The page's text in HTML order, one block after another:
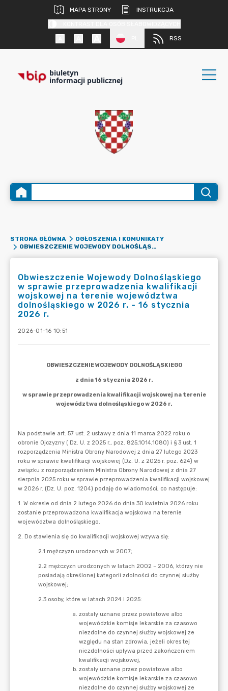
MAPA STRONY
INSTRUKCJA
RSS
biuletyn
informacji publicznej
STRONA GŁÓWNA
OGŁOSZENIA I KOMUNIKATY
OBWIESZCZENIE WOJEWODY DOLNOŚLĄSKIEGO W SPRAWIE PRZEPROWADZENIA KWALIFIKACJI WOJSKOWEJ NA TERENIE WOJEWÓDZTWA DOLNOŚLĄSKIEGO W 2026 R. - 16 STYCZNIA 2026 R.
Obwieszczenie Wojewody Dolnośląskiego
w sprawie przeprowadzenia kwalifikacji
wojskowej na terenie województwa
dolnośląskiego w 2026 r. - 16 stycznia
2026 r.
2026-01-16 10:51